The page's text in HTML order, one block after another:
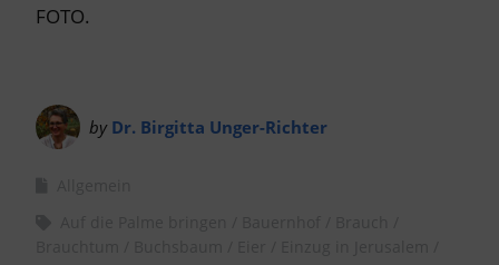
FOTO.
by Dr. Birgitta Unger-Richter